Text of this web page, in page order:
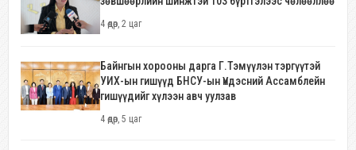
4 өдөр, 2 цаг
Байнгын хорооны дарга Г.Тэмүүлэн тэргүүтэй
УИХ-ын гишүүд БНСУ-ын Үндэсний Ассамблейн
гишүүдийг хүлээн авч уулзав
4 өдөр, 5 цаг